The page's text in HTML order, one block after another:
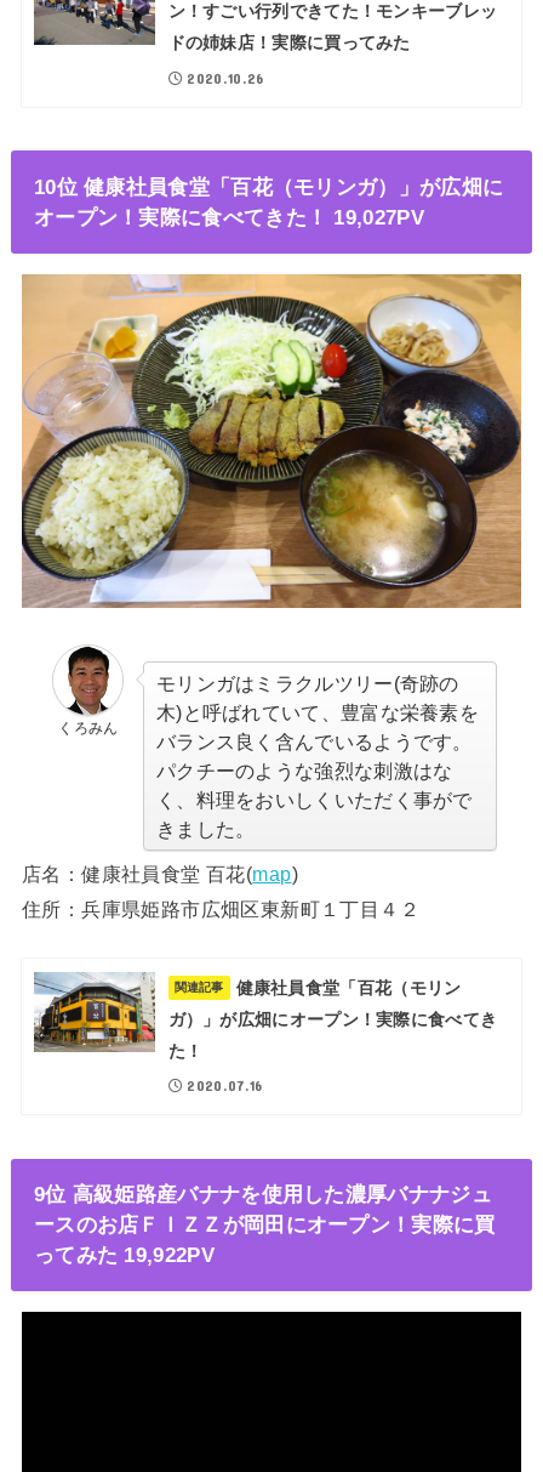
ン！すごい行列できてた！モンキーブレッ
ドの姉妹店！実際に買ってみた
2020.10.26
10位 健康社員食堂「百花（モリンガ）」が広畑に
オープン！実際に食べてきた！ 19,027PV
くろみん
モリンガはミラクルツリー(奇跡の
木)と呼ばれていて、豊富な栄養素を
バランス良く含んでいるようです。
パクチーのような強烈な刺激はな
く、料理をおいしくいただく事がで
きました。
店名：健康社員食堂 百花(map)
住所：兵庫県姫路市広畑区東新町１丁目４２
関連記事
健康社員食堂「百花（モリン
ガ）」が広畑にオープン！実際に食べてき
た！
2020.07.16
9位 高級姫路産バナナを使用した濃厚バナナジュ
ースのお店ＦＩＺＺが岡田にオープン！実際に買
ってみた 19,922PV